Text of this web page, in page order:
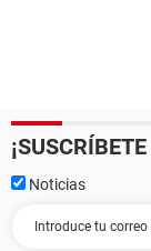
Noticias